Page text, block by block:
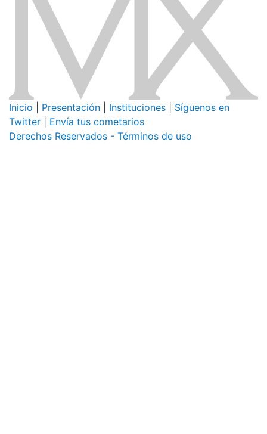
Inicio Presentación Instituciones
Síguenos en
Twitter
Envía tus cometarios
Derechos Reservados - Términos de uso